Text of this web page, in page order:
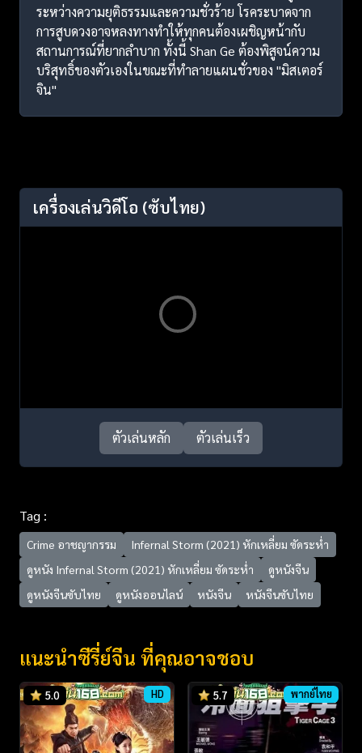
ระหว่างความยุติธรรมและความชั่วร้าย โรคระบาดจาก
การสูบดวงอาจหลงทางทำให้ทุกคนต้องเผชิญหน้ากับ
สถานการณ์ที่ยากลำบาก ทั้งนี้ Shan Ge ต้องพิสูจน์ความ
บริสุทธิ์ของตัวเองในขณะที่ทำลายแผนชั่วของ "มิสเตอร์
จิน"
เครื่องเล่นวิดีโอ (ซับไทย)
ตัวเล่นหลัก ตัวเล่นเร็ว
Tag :
Crime อาชญากรรม
Infernal Storm (2021) หักเหลี่ยม ซัดระห่ำ
ดูหนัง Infernal Storm (2021) หักเหลี่ยม ซัดระห่ำ
ดูหนังจีน
ดูหนังจีนซับไทย
ดูหนังออนไลน์ หนังจีน หนังจีนซับไทย
แนะนำซีรี่ย์จีน ที่คุณอาจชอบ
5.0 HD 5.7 พากย์ไทย